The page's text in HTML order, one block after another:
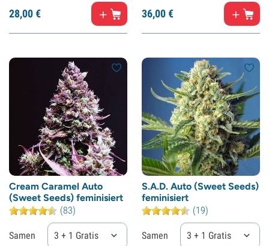
28,00€ 36,00€
Cream Caramel Auto
(Sweet Seeds) feminisiert
(83)
Samen 3 + 1 Gratis
S.A.D. Auto (Sweet Seeds)
feminisiert
(19)
Samen 3 + 1 Gratis